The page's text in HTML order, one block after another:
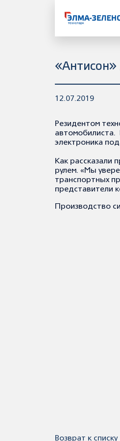
«Антисон»
12.07.2019
Резидентом
автомобилиста.
электроника
Как рассказали
рулем. «Мы
транспортных
представители
Производство
Возврат к списку